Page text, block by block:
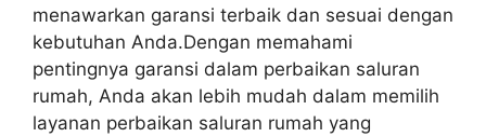
menawarkan garansi terbaik dan sesuai dengan
kebutuhan Anda.Dengan memahami
pentingnya garansi dalam perbaikan saluran
rumah, Anda akan lebih mudah dalam memilih
layanan perbaikan saluran rumah yang